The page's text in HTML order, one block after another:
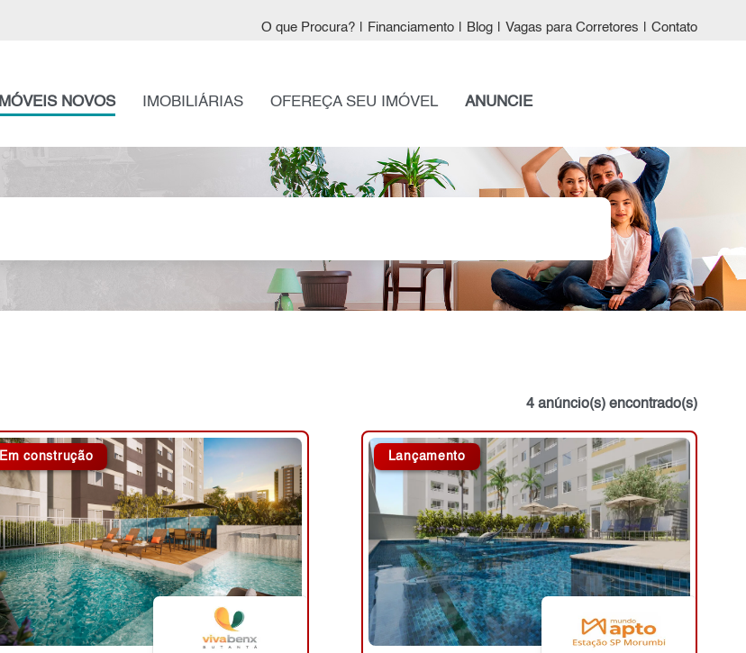
O que Procura? Financiamento Blog Vagas para Corretores Contato
IMÓVEIS NOVOS IMOBILIÁRIAS OFEREÇA SEU IMÓVEL ANUNCIE
4 anúncio(s) encontrado(s)
Em construção Lançamento